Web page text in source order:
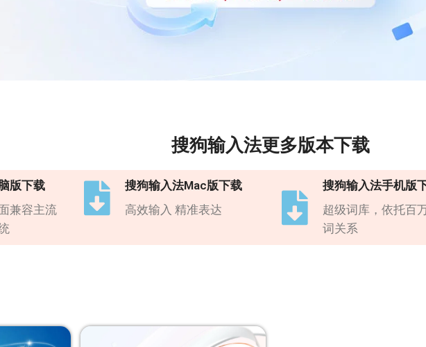
搜狗输入法更多版本下载
版下载
兼容主流
搜狗输入法Mac版下载
高效输入 精准表达
搜狗输入法手机版
超级词库，依托百
词关系